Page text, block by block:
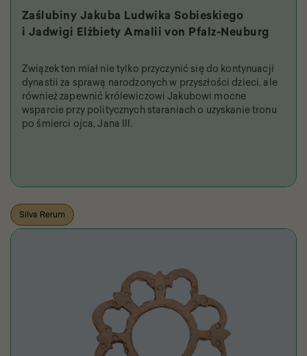
Zaślubiny Jakuba Ludwika Sobieskiego
i Jadwigi Elżbiety Amalii von Pfalz-Neuburg
Związek ten miał nie tylko przyczynić się do kontynuacji
dynastii za sprawą narodzonych w przyszłości dzieci, ale
również zapewnić królewiczowi Jakubowi mocne
wsparcie przy politycznych staraniach o uzyskanie tronu
po śmierci ojca, Jana III.
Silva Rerum